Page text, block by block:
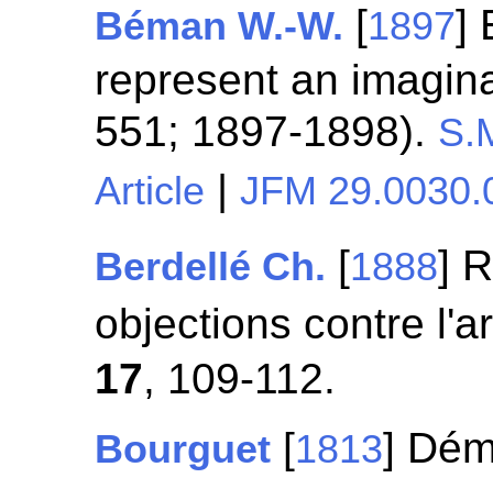
Béman W.-W. [1897]
represent an
551; 1897-1898).
Article |JFM
Berdellé Ch. [1888]
objections contre
17, 109-112.
Bourguet [1813]